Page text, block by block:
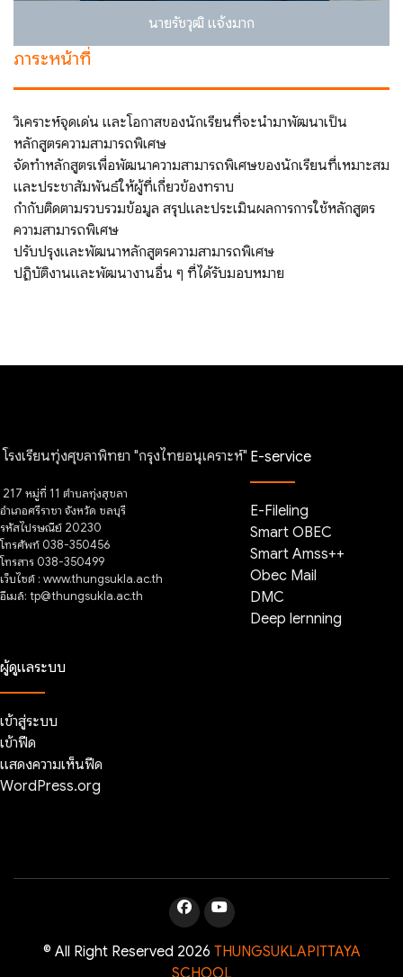
นายรัชวุฒิ แจ้งมาก
ภาระหน้าที่
วิเคราะห์จุดเด่น และโอกาสของนักเรียนที่จะนำมาพัฒนาเป็น
หลักสูตรความสามารถพิเศษ
จัดทำหลักสูตรเพื่อพัฒนาความสามารถพิเศษของนักเรียนที่เหมาะสม
และประชาสัมพันธ์ให้ผู้ที่เกี่ยวข้องทราบ
กำกับติดตามรวบรวมข้อมูล สรุปและประเมินผลการการใช้หลักสูตร
ความสามารถพิเศษ
ปรับปรุงและพัฒนาหลักสูตรความสามารถพิเศษ
ปฏิบัติงานและพัฒนางานอื่น ๆ ที่ได้รับมอบหมาย
โรงเรียนทุ่งศุขลาพิทยา "กรุงไทยอนุเคราะห์"
217 หมู่ที่ 11 ตำบลทุ่งสุขลา
อำเภอศรีราชา จังหวัด ชลบุรี
รหัสไปรษณีย์ 20230
โทรศัพท์ 038-350456
โทรสาร 038-350499
เว็บไซต์ : www.thungsukla.ac.th
อีเมล์: tp@thungsukla.ac.th
E-service
E-Fileling
Smart OBEC
Smart Amss++
Obec Mail
DMC
Deep lernning
ผู้ดูแลระบบ
เข้าสู่ระบบ
เข้าฟีด
แสดงความเห็นฟีด
WordPress.org
© All Right Reserved 2026 THUNGSUKLAPITTAYA
SCHOOL